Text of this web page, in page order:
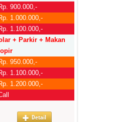
900.000,-
1.000.000,-
1.100.000,-
+ Parkir + Makan
950.000,-
1.100.000,-
1.200.000,-
Detail